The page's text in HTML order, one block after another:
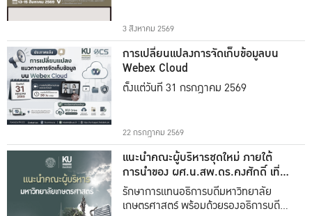
3 สิงหาคม 2569
การเปลี่ยนแปลงการจัดเก็บข้อมูลบน
Webex Cloud
ตั้งแต่วันที่ 31 กรกฎาคม 2569
22 กรกฎาคม 2569
แนะนำคณะผู้บริหารชุดใหม่ ภายใต้
การนำของ ผศ.น.สพ.ดร.คงศักดิ์ เที่ยง
ธรรม
รักษาการแทนอธิการบดีมหาวิทยาลัย
เกษตรศาสตร์ พร้อมด้วยรองอธิการบดีทั้ง